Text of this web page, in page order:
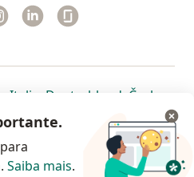
num novo separador
Instagram
abre num novo separador
Linkedin
abre num novo
novo separador
abre num novo separador
Italia abre num novo
Deutschlandabre num
Česko
separador
num novo separador
abre num novo separador
Brasil abre num novoabre num
abre
abre num novo
2026 - Agende agora sua
Saiba mais.